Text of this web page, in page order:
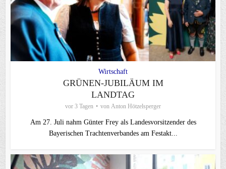
Wirtschaft
GRÜNEN-JUBILÄUM IM
LANDTAG
vor 3 Tagen von Anton Hötzelsperger
Am 27. Juli nahm Günter Frey als Landesvorsitzender des
Bayerischen Trachtenverbandes am Festakt...